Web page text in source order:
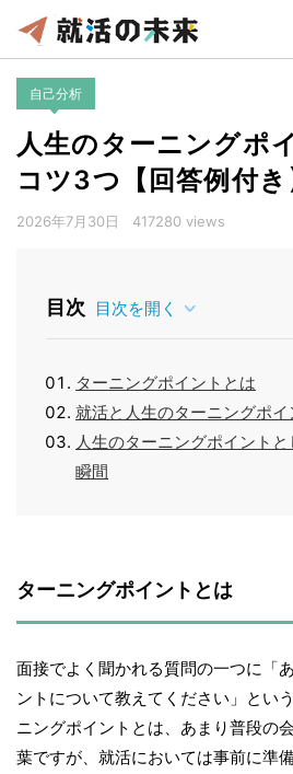
自己分析
人生のターニングポ
コツ3つ【回答例付き
2026年7月30日 417280 views
目次 目次を開く
ターニングポイントとは
就活と人生のターニングポ
人生のターニングポイント
瞬間
ターニングポイントとは
面接でよく聞かれる質問の一つに「
ントについて教えてください」とい
ニングポイントとは、あまり普段の
葉ですが、就活においては事前に準